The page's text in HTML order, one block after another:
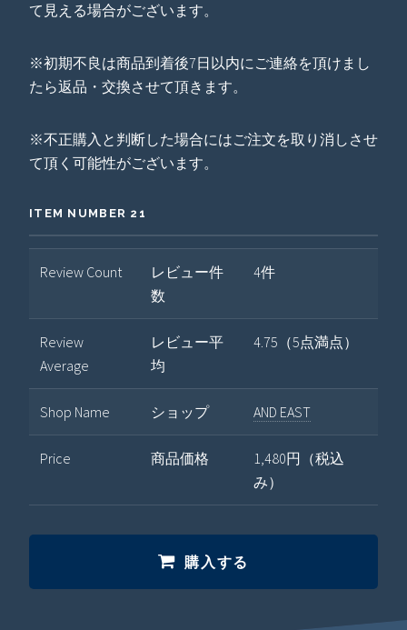
て見える場合がございます。
※初期不良は商品到着後7日以内にご連絡を頂けまし
たら返品・交換させて頂きます。
※不正購入と判断した場合にはご注文を取り消しさせ
て頂く可能性がございます。
ITEM NUMBER 21
Review Count
レビュー件
数
4件
Review
Average
レビュー平
均
4.75（5点満点）
Shop Name ショップ AND EAST
Price 商品価格
1,480円（税込
み）
購入する